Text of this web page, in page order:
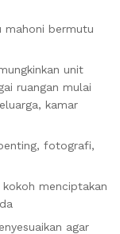
mahoni bermutu
unit
ruangan mulai
kamar
fotografi,
menciptakan
agar